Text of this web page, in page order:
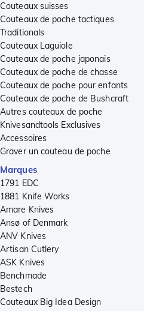
Couteaux suisses
Couteaux de poche tactiques
Traditionals
Couteaux Laguiole
Couteaux de poche japonais
Couteaux de poche de chasse
Couteaux de poche pour enfants
Couteaux de poche de Bushcraft
Autres couteaux de poche
Knivesandtools Exclusives
Accessoires
Graver un couteau de poche
Marques
1791 EDC
1881 Knife Works
Amare Knives
Ansø of Denmark
ANV Knives
Artisan Cutlery
ASK Knives
Benchmade
Bestech
Couteaux Big Idea Design